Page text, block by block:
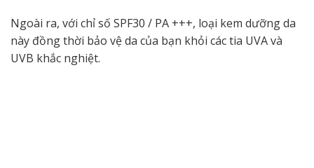
Ngoài ra, với chỉ số SPF30 / PA +++, loại kem dưỡng da
này đồng thời bảo vệ da của bạn khỏi các tia UVA và
UVB khắc nghiệt.